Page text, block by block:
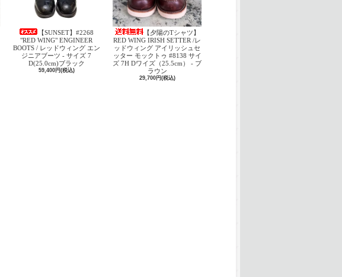
【SUNSET】#2268
"RED WING" ENGINEER
BOOTS / レッドウィング エン
ジニアブーツ - サイズ 7
D(25.0cm)ブラック
59,400円(税込)
【夕陽のTシャツ】
RED WING IRISH SETTER /レ
ッドウィング アイリッシュセ
ッター モックトゥ #8138 サイ
ズ 7H Dワイズ（25.5cm） - ブ
ラウン
29,700円(税込)